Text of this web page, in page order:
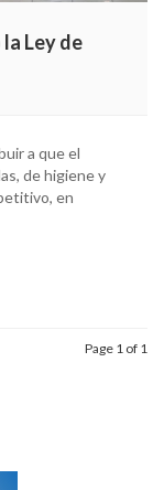
Ley de
a que el
de higiene y
en
Page 1 of 1